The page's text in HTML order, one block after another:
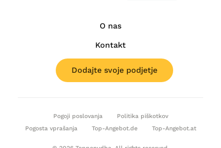
O nas
Kontakt
Dodajte svoje podjetje
Pogoji poslovanja
Politika piškotkov
Pogosta vprašanja
Top-Angebot.de Top-Angebot.at